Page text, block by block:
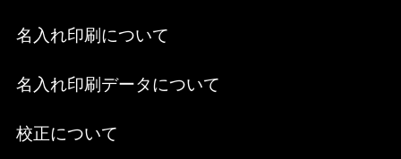
名入れ印刷について
名入れ印刷データについて
校正について